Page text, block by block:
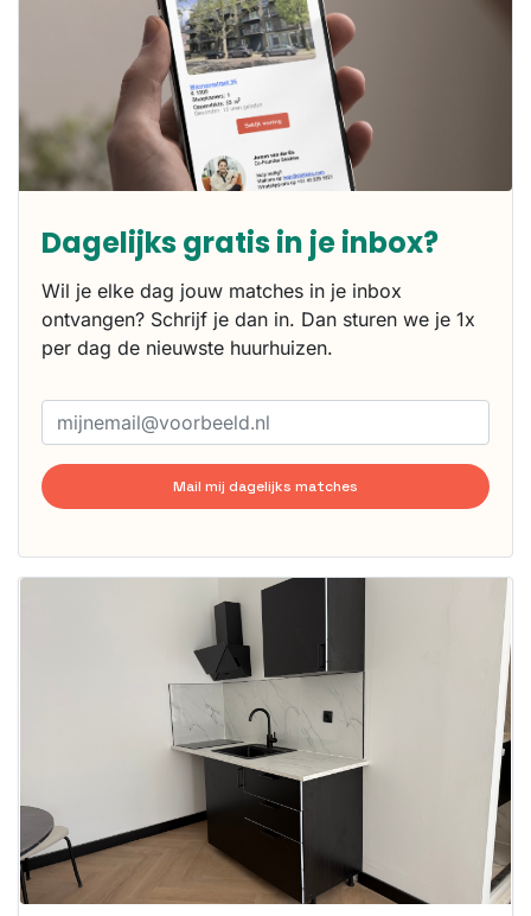
Dagelijks gratis in je inbox?
Wil je elke dag jouw matches in je inbox
ontvangen? Schrijf je dan in. Dan sturen we je 1x
per dag de nieuwste huurhuizen.
Mail mij dagelijks matches